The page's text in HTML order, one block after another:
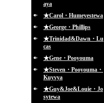
aya
★Carol・Humeyestewa
★George・Phillips
★Trinidad&Dawn・Lu
cas
★Gene・Pooyouma
★Steven・Pooyouma・
Kuyvya
★Guy&Joe&Louie・Jo
sytewa